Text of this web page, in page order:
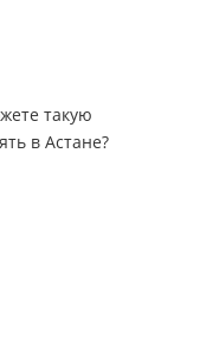
такую
в Астане?